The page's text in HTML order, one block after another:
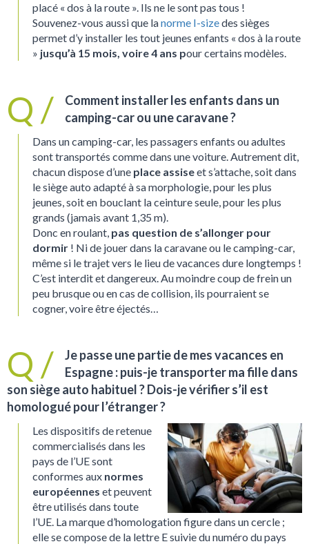
placé « dos à la route ». Ils ne le sont pas tous !
Souvenez-vous aussi que lanorme I-sizedes sièges
permet d’y installer les tout jeunes enfants « dos à la route
» jusqu’à 15 mois, voire 4 ans pour certains modèles.
Comment installer les enfants dans un
camping-car ou une caravane ?
Dans un camping-car, les passagers enfants ou adultes
sont transportés comme dans une voiture. Autrement dit,
chacun dispose d’une place assiseet s’attache, soit dans
le siège auto adapté à sa morphologie, pour les plus
jeunes, soit en bouclant la ceinture seule, pour les plus
grands (jamais avant 1,35 m).
Donc en roulant, pas question de s’allonger pour
dormir ! Ni de jouer dans la caravane ou le camping-car,
même si le trajet vers le lieu de vacances dure longtemps !
C’est interdit et dangereux. Au moindre coup de frein un
peu brusque ou en cas de collision, ils pourraient se
cogner, voire être éjectés…
Je passe une partie de mes vacances en
Espagne : puis-je transporter ma fille dans
son siège auto habituel ? Dois-je vérifier s’il est
homologué pour l’étranger ?
Les dispositifs de retenue
commercialisés dans les
pays de l’UE sont
conformes aux normes
européennes et peuvent
être utilisés dans toute
l’UE. La marque d’homologation figure dans un cercle ;
elle se compose de la lettre E suivie du numéro du pays